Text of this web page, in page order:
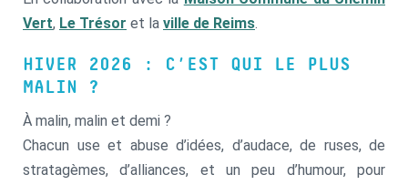
Vert, Le Trésor et la ville de Reims.
HIVER 2026 : C’EST QUI LE PLUS
MALIN ?
À malin, malin et demi ?
Chacun use et abuse d’idées, d’audace, de ruses, de
stratagèmes, d’alliances, et un peu d’humour, pour